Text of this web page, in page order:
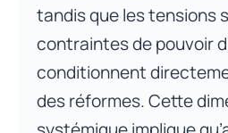
tandis que les tensions
contraintes de pouvoir
conditionnent
des réformes. Cette